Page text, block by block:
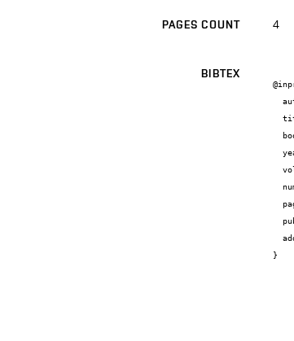
PAGES COUNT 4
BIBTEX
}